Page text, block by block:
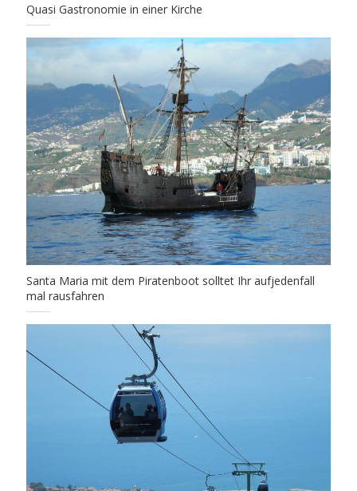
Quasi Gastronomie in einer Kirche
Santa Maria mit dem Piratenboot solltet Ihr aufjedenfall
mal rausfahren